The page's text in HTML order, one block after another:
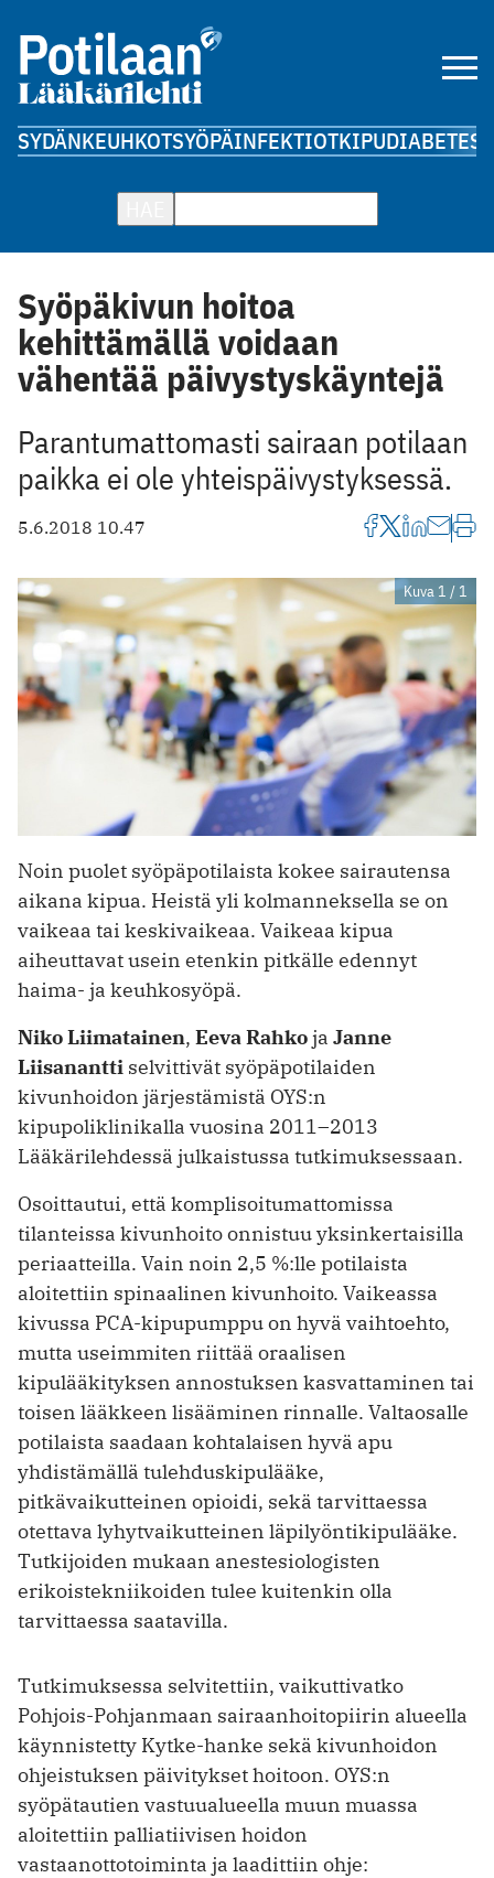
SYDÄNKEUHKOTSYÖPÄINFEKTIOTKIPUDIABETES
Syöpäkivun hoitoa
kehittämällä voidaan
vähentää päivystyskäyntejä
Parantumattomasti sairaan potilaan
paikka ei ole yhteispäivystyksessä.
5.6.2018 10.47
Kuva 1 / 1
Noin puolet syöpäpotilaista kokee sairautensa
aikana kipua. Heistä yli kolmanneksella se on
vaikeaa tai keskivaikeaa. Vaikeaa kipua
aiheuttavat usein etenkin pitkälle edennyt
haima- ja keuhkosyöpä.
Niko Liimatainen, Eeva Rahkoja Janne
Liisanantti selvittivät syöpäpotilaiden
kivunhoidon järjestämistä OYS:n
kipupoliklinikalla vuosina 2011–2013
Lääkärilehdessä julkaistussa tutkimuksessaan.
Osoittautui, että komplisoitumattomissa
tilanteissa kivunhoito onnistuu yksinkertaisilla
periaatteilla. Vain noin 2,5 %:lle potilaista
aloitettiin spinaalinen kivunhoito. Vaikeassa
kivussa PCA-kipupumppu on hyvä vaihtoehto,
mutta useimmiten riittää oraalisen
kipulääkityksen annostuksen kasvattaminen tai
toisen lääkkeen lisääminen rinnalle. Valtaosalle
potilaista saadaan kohtalaisen hyvä apu
yhdistämällä tulehduskipulääke,
pitkävaikutteinen opioidi, sekä tarvittaessa
otettava lyhytvaikutteinen läpilyöntikipulääke.
Tutkijoiden mukaan anestesiologisten
erikoistekniikoiden tulee kuitenkin olla
tarvittaessa saatavilla.
Tutkimuksessa selvitettiin, vaikuttivatko
Pohjois-Pohjanmaan sairaanhoitopiirin alueella
käynnistetty Kytke-hanke sekä kivunhoidon
ohjeistuksen päivitykset hoitoon. OYS:n
syöpätautien vastuualueella muun muassa
aloitettiin palliatiivisen hoidon
vastaanottotoiminta ja laadittiin ohje: